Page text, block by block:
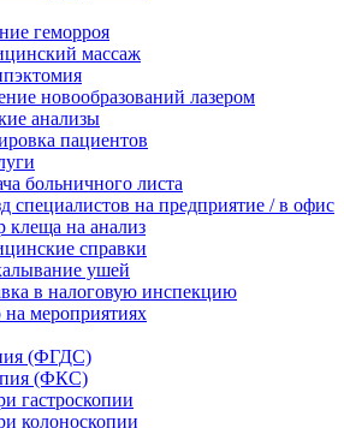
геморроя
массаж
новообразований лазером
анализы
пациентов
больничного листа
специалистов на предприятие / в офис
клеща на анализ
справки
ушей
в налоговую инспекцию
мероприятиях
(ФГДС)
(ФКС)
гастроскопии
колоноскопии